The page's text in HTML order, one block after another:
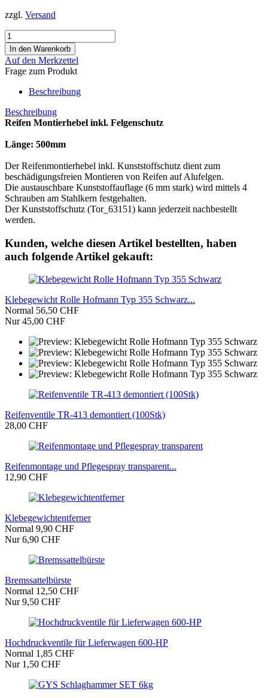
zzgl. Versand
Auf den Merkzettel
Frage zum Produkt
Beschreibung
Beschreibung
Reifen Montierhebel inkl. Felgenschutz
Länge: 500mm
Der Reifenmontierhebel inkl. Kunststoffschutz dient zum
beschädigungsfreien Montieren von Reifen auf Alufelgen.
Die austauschbare Kunststoffauflage (6 mm stark) wird mittels 4
Schrauben am Stahlkern festgehalten.
Der Kunststoffschutz (Tor_63151) kann jederzeit nachbestellt
werden.
Kunden, welche diesen Artikel bestellten, haben
auch folgende Artikel gekauft:
Klebegewicht Rolle Hofmann Typ 355 Schwarz...
Normal 56,50 CHF
Nur 45,00 CHF
Reifenventile TR-413 demontiert (100Stk)
28,00 CHF
Reifenmontage und Pflegespray transparent...
12,90 CHF
Klebegewichtentferner
Normal 9,90 CHF
Nur 6,90 CHF
Bremssattelbürste
Normal 12,50 CHF
Nur 9,50 CHF
Hochdruckventile für Lieferwagen 600-HP
Normal 1,85 CHF
Nur 1,50 CHF